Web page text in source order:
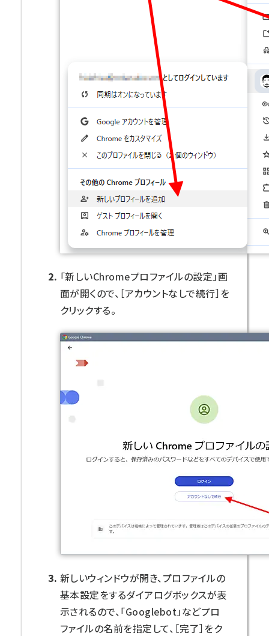
「新しいChromeプロファイルの設定」画
面が開くので、［アカウントなしで続行］を
クリックする。
新しいウィンドウが開き、プロファイルの
基本設定をするダイアログボックスが表
示されるので、「Googlebot」などプロ
ファイルの名前を指定して、［完了］をク